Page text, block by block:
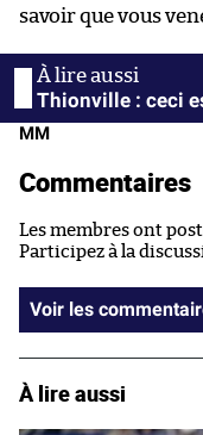
savoir que vous
Thionville : ceci
MM
Commentaires
Les membres ont
Participez à la
Voir les
À lire aussi